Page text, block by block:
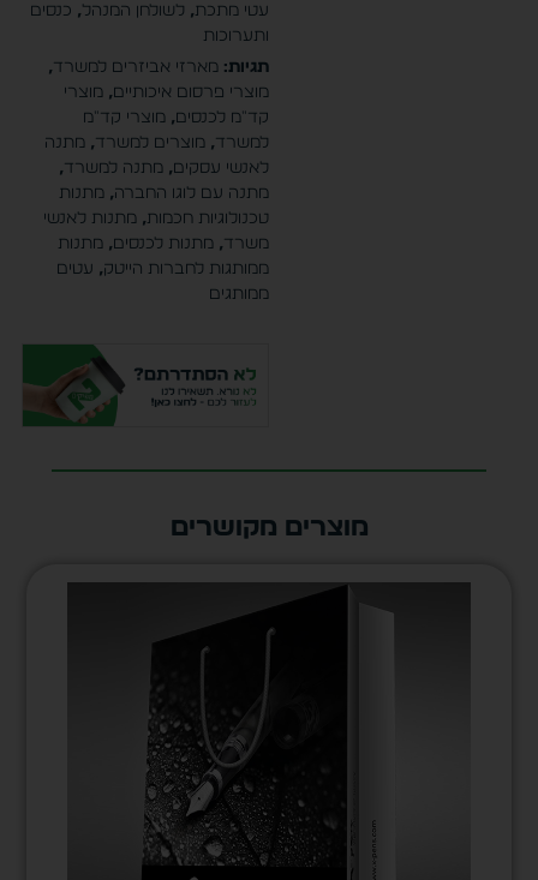
עטי מתכת, לשולחן המנהל, כנסים
ותערוכות
תגיות: מארזי אביזרים למשרד,
מוצרי פרסום איכותיים, מוצרי
קד"מ לכנסים, מוצרי קד"מ
למשרד, מוצרים למשרד, מתנה
לאנשי עסקים, מתנה למשרד,
מתנה עם לוגו החברה, מתנות
טכנולוגיות חכמות, מתנות לאנשי
משרד, מתנות לכנסים, מתנות
ממותגות לחברות הייטק, עטים
ממותגים
מוצרים מקושרים